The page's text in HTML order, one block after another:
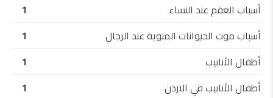
أسباب العقم عند النساء
1
أسباب موت الحيوانات المنوية عند الرجال
1
أطفال الأنابيب
1
أطفال الأنابيب في الاردن
1